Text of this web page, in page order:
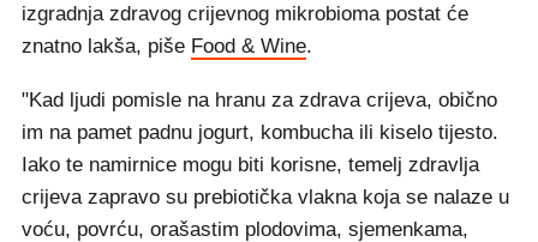
izgradnja zdravog crijevnog mikrobioma postat će
znatno lakša, piše Food & Wine.
"Kad ljudi pomisle na hranu za zdrava crijeva, obično
im na pamet padnu jogurt, kombucha ili kiselo tijesto.
Iako te namirnice mogu biti korisne, temelj zdravlja
crijeva zapravo su prebiotička vlakna koja se nalaze u
voću, povrću, orašastim plodovima, sjemenkama,